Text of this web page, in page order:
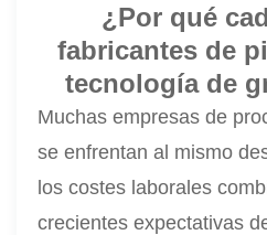
¿Por qué
fabricantes de
tecnología de
Muchas empresas de
se enfrentan al mismo
los costes laborales
crecientes expectativas